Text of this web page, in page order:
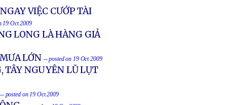
VIỆC CƯỚP TÀI
19 Oct 2009
LONG LÀ HÀNG GIẢ
LỚN -- posted on 19 Oct 2009
TÂY NGUYÊN LŨ LỤT
-- posted on 19 Oct 2009